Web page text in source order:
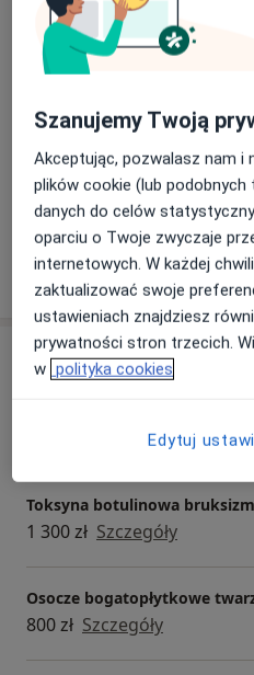
Ginekologia | Gin. i
| Ginekologia
estetyczna | Urologia
Medycyna estetyczna
Dowiedz się więcej
12/09/2025
Usługi i ceny
Szczegóły
Toksyna botulinowa bruksizm
1 300 zł Szczegóły
Osocze bogatopłytkowe
800 zł Szczegóły
Szanujemy Twoją
Akceptując, pozwalasz nam i
plików cookie (lub
danych do celów
oparciu o Twoje zwyczaje
internetowych. W każdej
zaktualizować swoje
ustawieniach znajdziesz
prywatności stron trzecich.
w polityka cookies
Edytuj